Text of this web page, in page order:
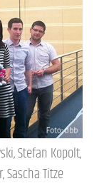
Stefan Kopolt,
Sascha Titze